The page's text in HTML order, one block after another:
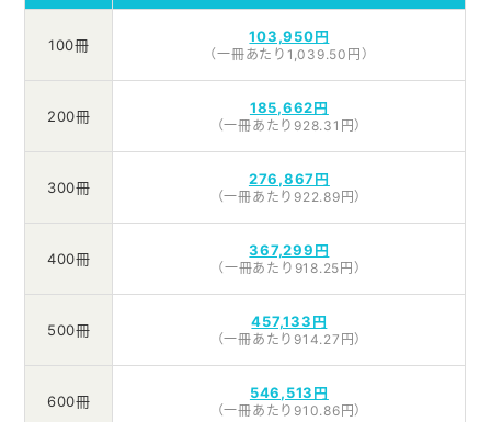
100冊 103,950円
（一冊あたり1,039.50円）
200冊 185,662円
（一冊あたり928.31円）
300冊 276,867円
（一冊あたり922.89円）
400冊 367,299円
（一冊あたり918.25円）
500冊 457,133円
（一冊あたり914.27円）
600冊 546,513円
（一冊あたり910.86円）